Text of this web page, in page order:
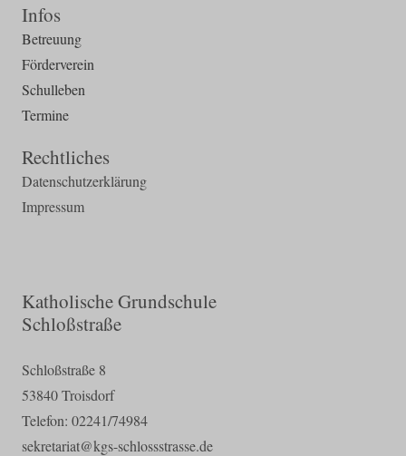
Infos
Betreuung
Förderverein
Schulleben
Termine
Rechtliches
Datenschutzerklärung
Impressum
Katholische Grundschule
Schloßstraße
Schloßstraße 8
53840 Troisdorf
Telefon: 02241/74984
sekretariat@kgs-schlossstrasse.de